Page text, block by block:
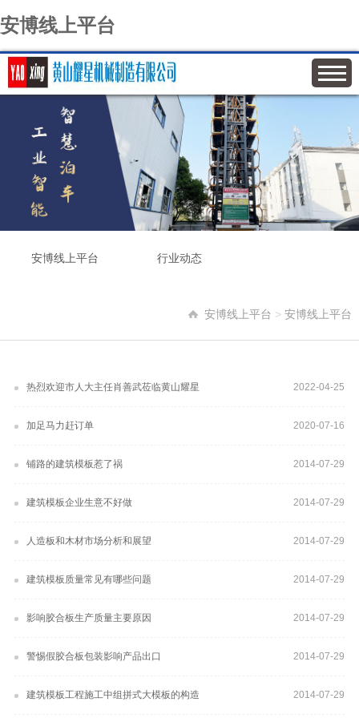
安博线上平台
安博线上平台 行业动态
安博线上平台 >安博线上平台
2022-04-25
热烈欢迎市人大主任肖善武莅临黄山耀星
2020-07-16
加足马力赶订单
2014-07-29
铺路的建筑模板惹了祸
2014-07-29
建筑模板企业生意不好做
2014-07-29
人造板和木材市场分析和展望
2014-07-29
建筑模板质量常见有哪些问题
2014-07-29
影响胶合板生产质量主要原因
2014-07-29
警惕假胶合板包装影响产品出口
2014-07-29
建筑模板工程施工中组拼式大模板的构造